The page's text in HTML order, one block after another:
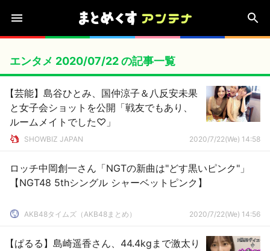
エンタメ 2020/07/22 の記事一覧
【芸能】島谷ひとみ、国仲涼子＆八反安未果
と女子会ショットを公開「戦友でもあり、
ルームメイトでした♡」
SHOWBIZ JAPAN 2020/7/22(We) 14:58
ロッチ中岡創一さん「NGTの新曲は"どす黒いピンク"」
【NGT48 5thシングル シャーベットピンク】
AKB48タイムズ（AKB48まとめ） 2020/7/22(We) 14:56
【ぱるる】島崎遥香さん、44.4kgまで激太り